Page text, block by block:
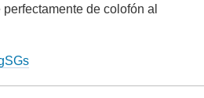
de colofón al